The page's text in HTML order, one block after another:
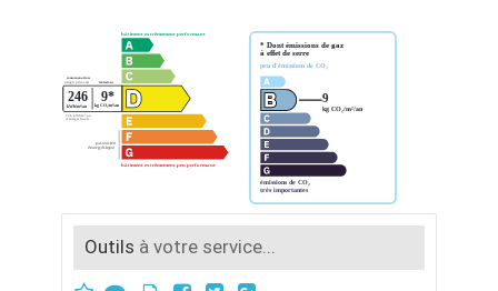
Outils à votre service...